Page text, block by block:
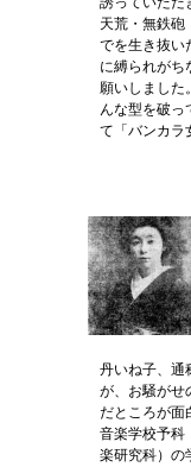
天荒・無鉄砲
でを生き抜い
に縛られがち
願いしました
んな型を破っ
て「バンカラ
丹いね子、
が、お騒がせ
だところが
音楽学校予科
楽研究科）の